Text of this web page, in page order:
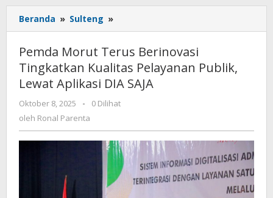
Beranda » Sulteng »
Morut
Berinovasi
Tingkatkan
Kualitas
Publik,
Aplikasi
DIA
SAJA
Pemda Morut Terus Berinovasi
Tingkatkan Kualitas Pelayanan Publik,
Lewat Aplikasi DIA SAJA
Oktober 8, 2025
oleh
Ronal
-
0 Dilihat
oleh Ronal Parenta